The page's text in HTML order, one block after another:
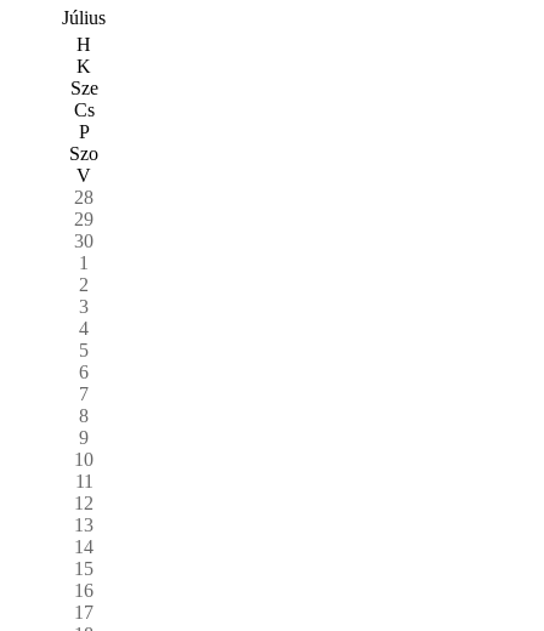
Július
H
K
Sze
Cs
P
Szo
V
28
29
30
1
2
3
4
5
6
7
8
9
10
11
12
13
14
15
16
17